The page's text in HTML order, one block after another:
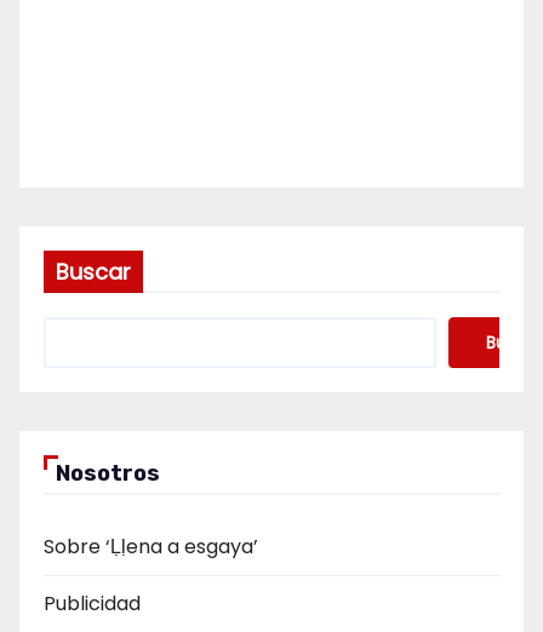
Buscar
Buscar
Nosotros
Sobre ‘Ḷḷena a esgaya’
Publicidad